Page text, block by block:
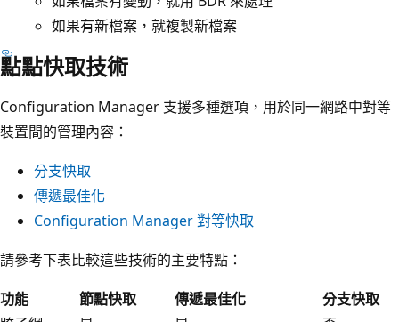
如果有新檔案，就複製新檔案
點點快取技術
Configuration Manager 支援多種選項，用於同一網路中對等
裝置間的管理內容：
分支快取
傳遞最佳化
Configuration Manager 對等快取
請參考下表比較這些技術的主要特點：
功能
節點快取 傳遞最佳化
分支快取